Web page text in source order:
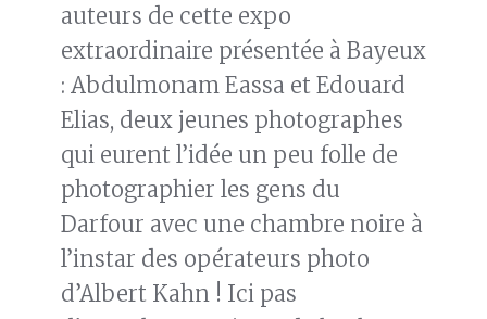
auteurs de cette expo
extraordinaire présentée à Bayeux
: Abdulmonam Eassa et Edouard
Elias, deux jeunes photographes
qui eurent l’idée un peu folle de
photographier les gens du
Darfour avec une chambre noire à
l’instar des opérateurs photo
d’Albert Kahn ! Ici pas